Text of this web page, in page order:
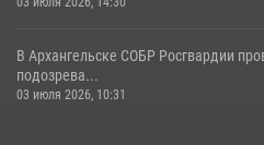
В Архангельске СОБР Росгвардии
подозрева...
03 июля 2026, 10:31